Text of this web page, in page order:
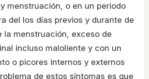
menstruación, o en un periodo
del los días previos y durante de
la menstruación, exceso de
incluso maloliente y con un
o picores internos y externos
de estos síntomas es que